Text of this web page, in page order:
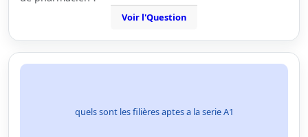
Voir l'Question
quels sont les filières aptes a la serie A1